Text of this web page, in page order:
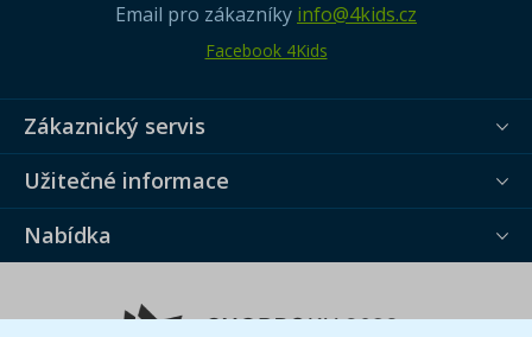
Email pro zákazníky info@4kids.cz
Facebook 4Kids
Zákaznický servis
Užitečné informace
Nabídka